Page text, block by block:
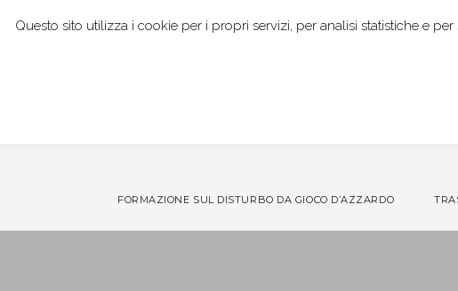
FORMAZIONE SUL DISTURBO DA GIOCO D’AZZARDO
Questo sito utilizza i cookie per i propri servizi, per analisi statistiche e